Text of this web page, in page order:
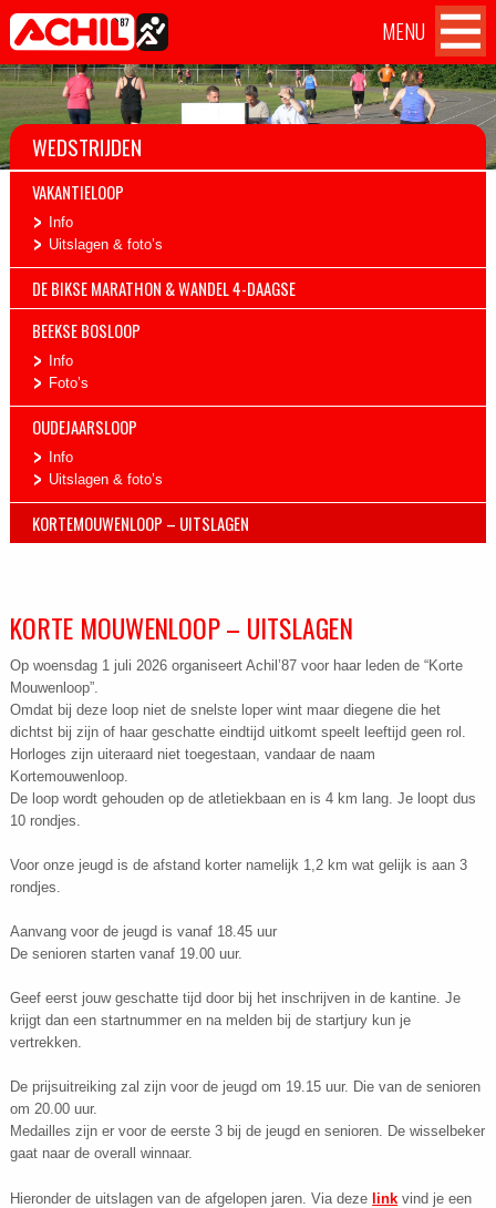
Atletiekvereniging Achil
'87 Hilvarenbeek
MENU
Home
OVER ACHIL
TRAININGEN
Achil
op
Facebook
WEDSTRIJDEN
VAKANTIELOOP
Info
Uitslagen & foto’s
DE BIKSE MARATHON & WANDEL 4-DAAGSE
BEEKSE BOSLOOP
Info
Foto’s
OUDEJAARSLOOP
Info
Uitslagen & foto’s
KORTEMOUWENLOOP – UITSLAGEN
KORTE MOUWENLOOP – UITSLAGEN
Op woensdag 1 juli 2026 organiseert Achil’87 voor haar leden de “Korte
Mouwenloop”.
Omdat bij deze loop niet de snelste loper wint maar diegene die het
dichtst bij zijn of haar geschatte eindtijd uitkomt speelt leeftijd geen rol.
Horloges zijn uiteraard niet toegestaan, vandaar de naam
Kortemouwenloop.
De loop wordt gehouden op de atletiekbaan en is 4 km lang. Je loopt dus
10 rondjes.
Voor onze jeugd is de afstand korter namelijk 1,2 km wat gelijk is aan 3
rondjes.
Aanvang voor de jeugd is vanaf 18.45 uur
De senioren starten vanaf 19.00 uur.
Geef eerst jouw geschatte tijd door bij het inschrijven in de kantine. Je
krijgt dan een startnummer en na melden bij de startjury kun je
vertrekken.
De prijsuitreiking zal zijn voor de jeugd om 19.15 uur. Die van de senioren
om 20.00 uur.
Medailles zijn er voor de eerste 3 bij de jeugd en senioren. De wisselbeker
gaat naar de overall winnaar.
Hieronder de uitslagen van de afgelopen jaren. Via dezelink vind je een